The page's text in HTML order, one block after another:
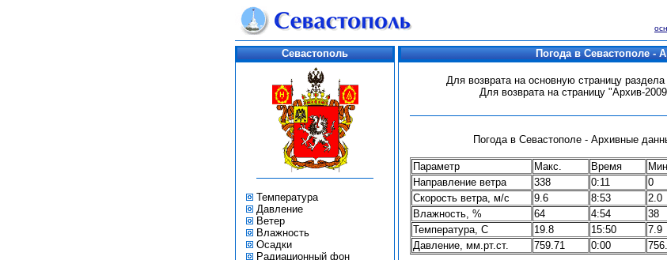
Севастополь
Температура
Давление
Ветер
Влажность
Осадки
Радиационный фон
Погода в Севастополе -
Для возврата на основную страницу
Для возврата на страницу "Архив-
Погода в Севастополе - Архивные
Параметр Макс. Время
Направление ветра
338 0:11 0
Скорость ветра, м/с
9.6 8:53 2.0
Влажность, %
64 4:54 38
Температура, С
19.8 15:50 7.9
Давление, мм.рт.ст.
759.71 0:00